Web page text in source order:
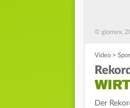
© glomex,
Video >
Der